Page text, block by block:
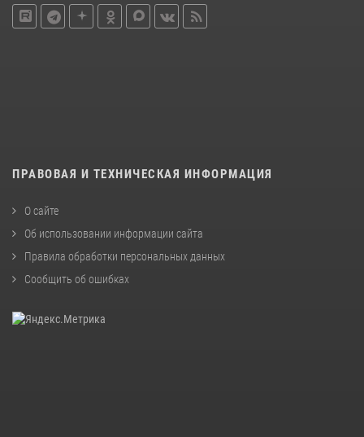
ПРАВОВАЯ И ТЕХНИЧЕСКАЯ ИНФОРМАЦИЯ
О сайте
Об использовании информации сайта
Правила обработки персональных данных
Сообщить об ошибках